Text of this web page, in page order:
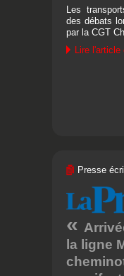
Les
des débats
par la CGT
Lire l'article
Presse
la ligne